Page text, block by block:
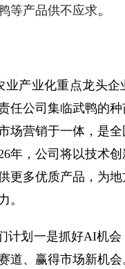
等产品供不应求。
产业化重点龙头企
任公司集临武鸭的
场营销于一体，是
年，公司将以技术创
更多优质产品，为
。
划一是抓好AI机会
道、赢得市场新机